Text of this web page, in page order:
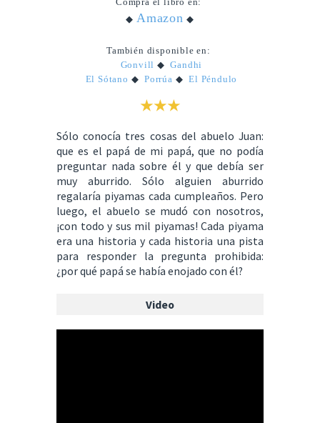
◆ Amazon ◆
También disponible en:
Gonvill ◆Gandhi
El Sótano ◆Porrúa ◆El Péndulo
★★★
Sólo conocía tres cosas del abuelo Juan:
que es el papá de mi papá, que no podía
preguntar nada sobre él y que debía ser
muy aburrido. Sólo alguien aburrido
regalaría piyamas cada cumpleaños. Pero
luego, el abuelo se mudó con nosotros,
¡con todo y sus mil piyamas! Cada piyama
era una historia y cada historia una pista
para responder la pregunta prohibida:
¿por qué papá se había enojado con él?
Video